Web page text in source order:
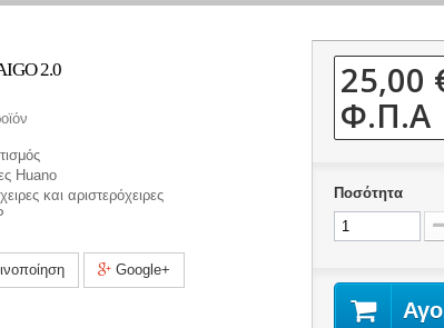
2.0
Huano
και αριστερόχειρες
Google+
25,00
Φ.Π.Α
Ποσότητα